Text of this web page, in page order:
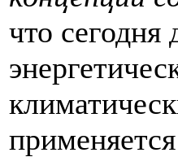
что сегодня